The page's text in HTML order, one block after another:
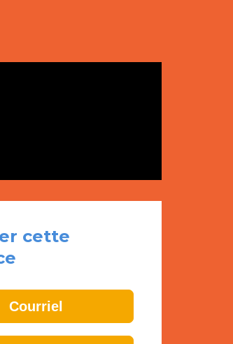
cette
Courriel